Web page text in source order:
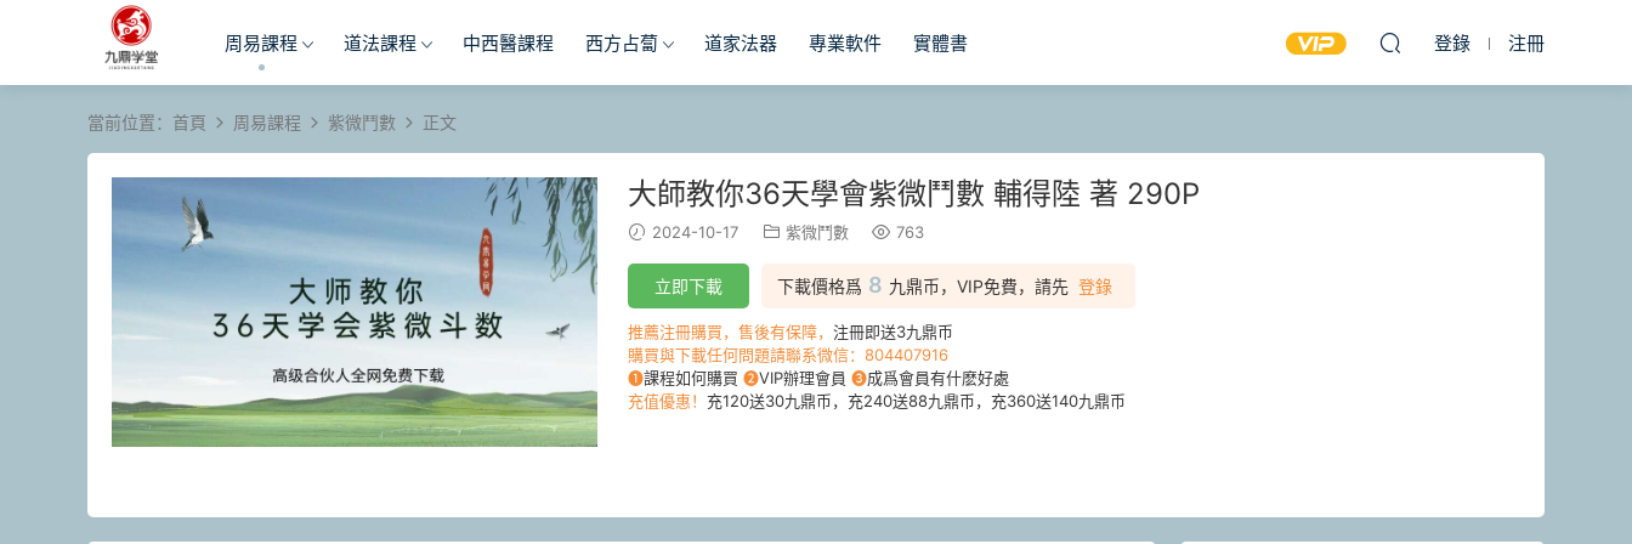
周易課程 道法課程 中西醫課程 西方占蔔 道家法器 專業軟件 實體書 登錄 注冊
當前位置： 首頁 周易課程 紫微鬥數 正文
大師教你36天學會紫微鬥數 輔得陸 著 290P
2024-10-17 紫微鬥數 763
下載價格爲 8 九鼎币，VIP免費，請先 登錄
立即下載
推薦注冊購買，售後有保障， 注冊即送3九鼎币
購買與下載任何問題請聯系微信：804407916
❶課程如何購買 ❷VIP辦理會員 ❸成爲會員有什麽好處
充值優惠！ 充120送30九鼎币，充240送88九鼎币，充360送140九鼎币